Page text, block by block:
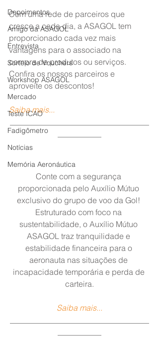
Depoimentos
Amigo da ASAGOL
Entrevista
Sorteio de Vouchers
Workshop ASAGOL
Mercado
Teste ICAO
Fadigômetro
Notícias
Memória Aeronáutica
Com uma rede de parceiros que
cresce a cada dia, a ASAGOL tem
proporcionado cada vez mais
vantagens para o associado na
compra de produtos ou serviços.
Confira os nossos parceiros e
aproveite os descontos!
Saiba mais...
Conte com a segurança
proporcionada pelo Auxílio Mútuo
exclusivo do grupo de voo da Gol!
Estruturado com foco na
sustentabilidade, o Auxílio Mútuo
ASAGOL traz tranquilidade e
estabilidade financeira para o
aeronauta nas situações de
incapacidade temporária e perda de
carteira.
Saiba mais...